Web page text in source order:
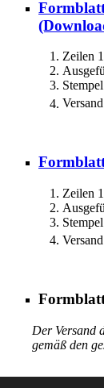
Zeilen
Zeilen
Der Versand
gemäß den